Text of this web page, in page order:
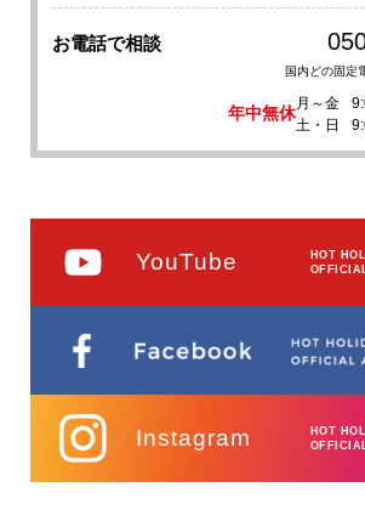
お電話で相談
国内どの固定
年中無休
月～金
土・日
YouTube
HOT
Instagram
HOT